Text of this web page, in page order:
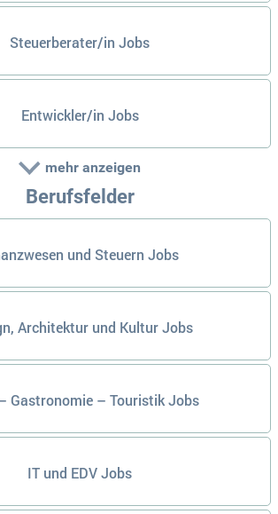
Steuerberater/in Jobs
Entwickler/in Jobs
mehr anzeigen
Berufsfelder
und Steuern Jobs
Architektur und Kultur Jobs
Gastronomie – Touristik Jobs
IT und EDV Jobs